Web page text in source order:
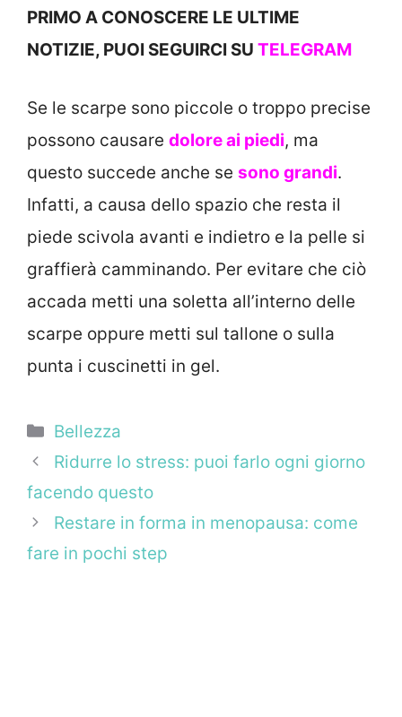
PRIMO A CONOSCERE LE ULTIME
NOTIZIE, PUOI SEGUIRCI SU TELEGRAM
Se le scarpe sono piccole o troppo precise
possono causare dolore ai piedi, ma
questo succede anche se sono grandi.
Infatti, a causa dello spazio che resta il
piede scivola avanti e indietro e la pelle si
graffierà camminando. Per evitare che ciò
accada metti una soletta all’interno delle
scarpe oppure metti sul tallone o sulla
punta i cuscinetti in gel.
Categorie
Bellezza
Ridurre lo stress: puoi farlo ogni giorno
facendo questo
Restare in forma in menopausa: come
fare in pochi step